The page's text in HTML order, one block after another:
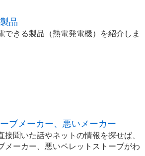
品
できる製品（熱電発電機）を紹介しま
ブメーカー、悪いメーカー
聞いた話やネットの情報を探せば、
メーカー、悪いペレットストーブがわ